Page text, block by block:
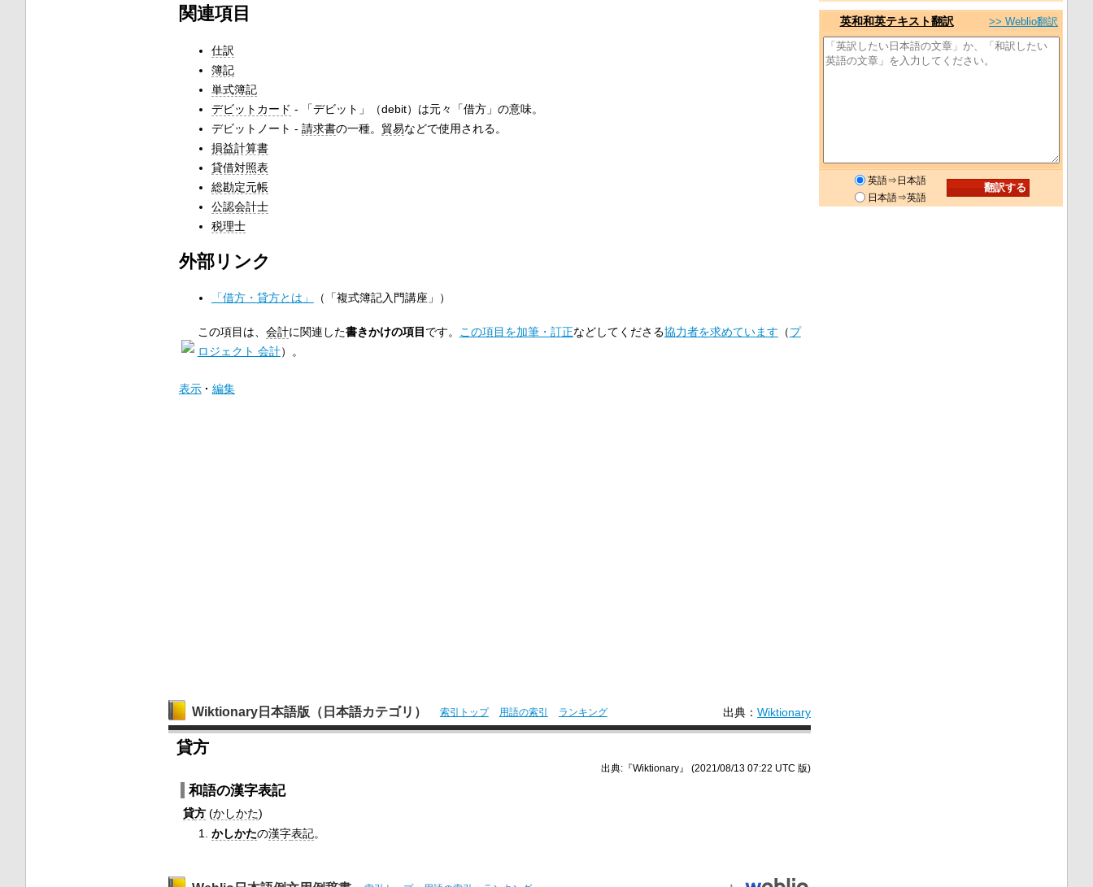
関連項目
仕訳
簿記
単式簿記
デビットカード - 「デビット」（debit）は元々「借方」の意味。
デビットノート - 請求書の一種。 貿易などで使用される。
損益計算書
貸借対照表
総勘定元帳
公認会計士
税理士
外部リンク
「借方・貸方とは」 （「複式簿記入門講座」）
この項目は、 会計に関連した書きかけの項目 です。 この項目を加筆・訂正などしてくださる協力者を求めています （プ
ロジェクト 会計）。
表示 編集
Wiktionary日本語版（日本語カテゴリ） 索引トップ 用語の索引 ランキング 出典： Wiktionary
貸方
出典:『Wiktionary』 (2021/08/13 07:22 UTC 版)
和語の漢字表記
貸方(かしかた)
かしかたの漢字表記。
英和和英テキスト翻訳 >> Weblio翻訳
英語⇒日本語
日本語⇒英語